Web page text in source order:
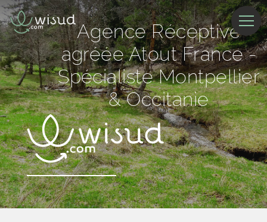
Agence Réceptive
agréée Atout France -
Spécialiste Montpellier
& Occitanie